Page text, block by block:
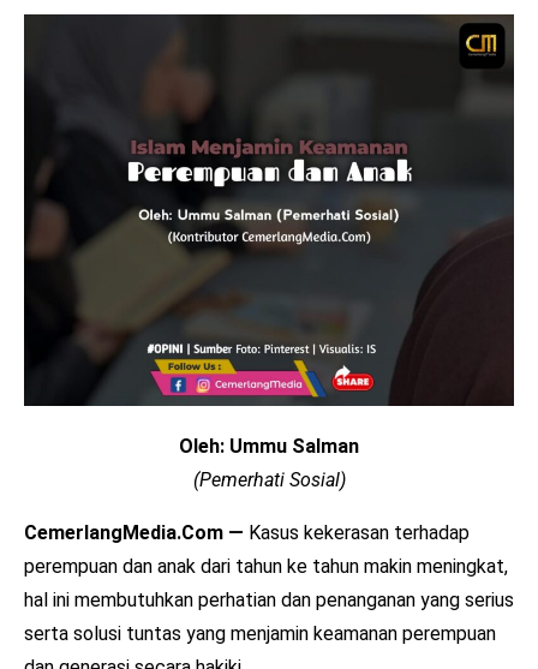
Oleh: Ummu Salman
(Pemerhati Sosial)
CemerlangMedia.Com — Kasus kekerasan terhadap
perempuan dan anak dari tahun ke tahun makin meningkat,
hal ini membutuhkan perhatian dan penanganan yang serius
serta solusi tuntas yang menjamin keamanan perempuan